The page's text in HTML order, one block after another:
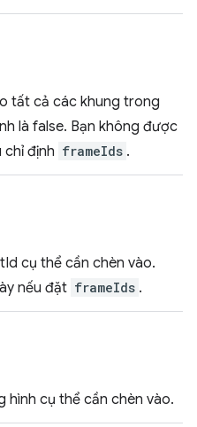
tất cả các khung trong
là false. Bạn không được
chỉ định frameIds .
cụ thể cần chèn vào.
nếu đặt frameIds .
hình cụ thể cần chèn vào.